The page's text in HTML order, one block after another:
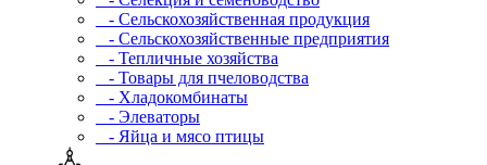
- Сельскохозяйственная продукция
- Сельскохозяйственные предприятия
- Тепличные хозяйства
- Товары для пчеловодства
- Хладокомбинаты
- Элеваторы
- Яйца и мясо птицы